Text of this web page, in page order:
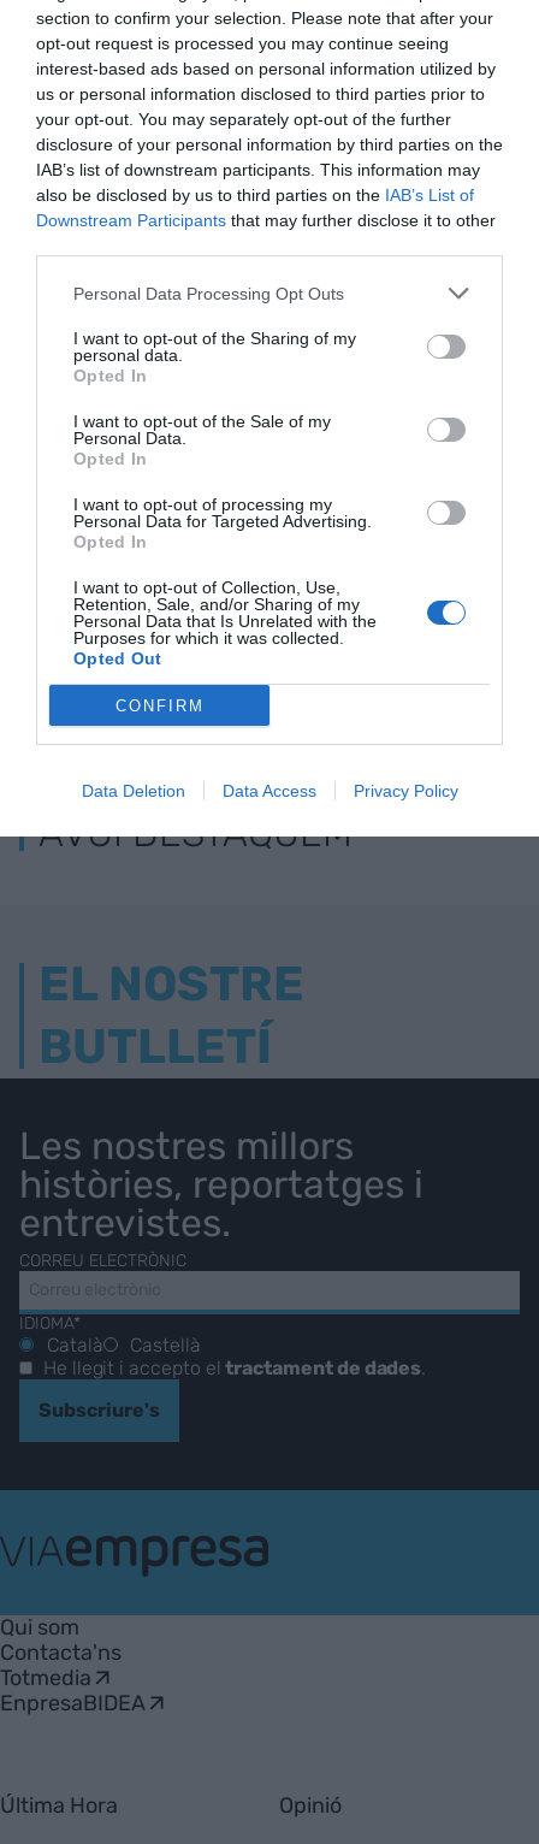
section to confirm your selection. Please note that after your
opt-out request is processed you may continue seeing
interest-based ads based on personal information utilized by
us or personal information disclosed to third parties prior to
your opt-out. You may separately opt-out of the further
disclosure of your personal information by third parties on the
IAB’s list of downstream participants. This information may
also be disclosed by us to third parties on the IAB’s List of
Downstream Participants that may further disclose it to other
Personal Data Processing Opt Outs
I want to opt-out of the Sharing of my
personal data.
Opted In
I want to opt-out of the Sale of my
Personal Data.
Opted In
I want to opt-out of processing my
Personal Data for Targeted Advertising.
Opted In
I want to opt-out of Collection, Use,
Retention, Sale, and/or Sharing of my
Personal Data that Is Unrelated with the
Purposes for which it was collected.
Opted Out
CONFIRM
Data Deletion Data Access Privacy Policy
RELACIONADES
Ariadna Romans -
En parlem a partir
del setembre
Píndola filosòfica:
Ajustar-se a les
Píndola
De màxims
ELS MÉS LLEGITS
AVUI DESTAQUEM
EL NOSTRE
BUTLLETÍ
Les nostres millors
històries, reportatges i
entrevistes.
CORREU ELECTRÒNIC
IDIOMA*
Català
Castellà
He llegit i accepto eltractament de dades.
Subscriure's
Empresa
Qui som
Contacta'ns
Totmedia
EnpresaBIDEA
Última Hora Opinió